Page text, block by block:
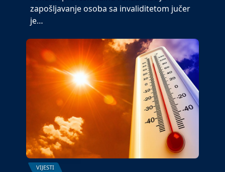
zapošljavanje osoba sa invaliditetom jučer
je…
VIJESTI